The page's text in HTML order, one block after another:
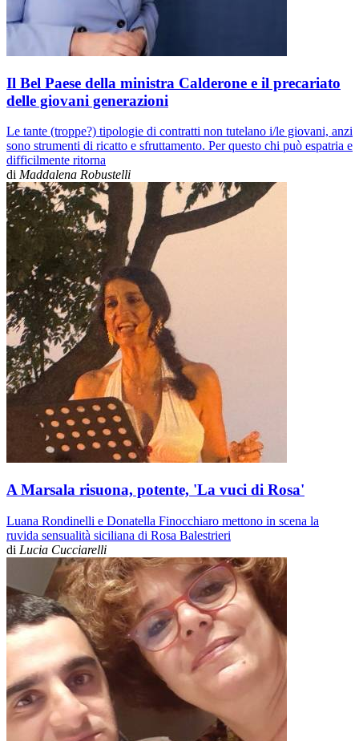
Il Bel Paese della ministra Calderone e il precariato
delle giovani generazioni
Le tante (troppe?) tipologie di contratti non tutelano i/le giovani, anzi
sono strumenti di ricatto e sfruttamento. Per questo chi può espatria e
difficilmente ritorna
di Maddalena Robustelli
A Marsala risuona, potente, 'La vuci di Rosa'
Luana Rondinelli e Donatella Finocchiaro mettono in scena la
ruvida sensualità siciliana di Rosa Balestrieri
di Lucia Cucciarelli